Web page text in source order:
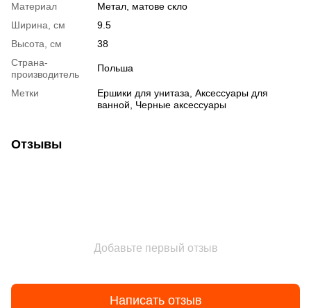
Материал
Метал, матове скло
Ширина, см
9.5
Высота, см
38
Страна-
производитель
Польша
Метки
Ершики для унитаза, Аксессуары для
ванной, Черные аксессуары
Отзывы
Добавьте первый отзыв
Написать отзыв